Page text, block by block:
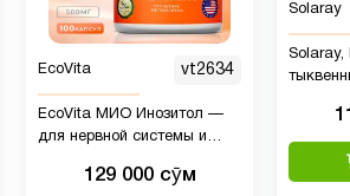
EcoVita vt2634
EcoVita МИО Инозитол —
для нервной системы и
100 капсул129 000 сӯм
Solaray
Solaray,